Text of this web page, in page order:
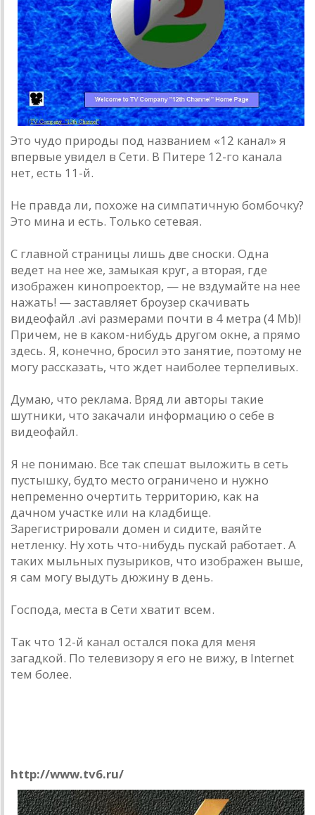
Это чудо природы под названием «12 канал» я
впервые увидел в Сети. В Питере 12-го канала
нет, есть 11-й.
Не правда ли, похоже на симпатичную бомбочку?
Это мина и есть. Только сетевая.
С главной страницы лишь две сноски. Одна
ведет на нее же, замыкая круг, а вторая, где
изображен кинопроектор, — не вздумайте на нее
нажать! — заставляет броузер скачивать
видеофайл .avi размерами почти в 4 метра (4 Mb)!
Причем, не в каком-нибудь другом окне, а прямо
здесь. Я, конечно, бросил это занятие, поэтому не
могу рассказать, что ждет наиболее терпеливых.
Думаю, что реклама. Вряд ли авторы такие
шутники, что закачали информацию о себе в
видеофайл.
Я не понимаю. Все так спешат выложить в сеть
пустышку, будто место ограничено и нужно
непременно очертить территорию, как на
дачном участке или на кладбище.
Зарегистрировали домен и сидите, ваяйте
нетленку. Ну хоть что-нибудь пускай работает. А
таких мыльных пузыриков, что изображен выше,
я сам могу выдуть дюжину в день.
Господа, места в Сети хватит всем.
Так что 12-й канал остался пока для меня
загадкой. По телевизору я его не вижу, в Internet
тем более.
http://www.tv6.ru/